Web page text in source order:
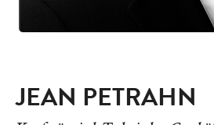
JEAN PETRAHN